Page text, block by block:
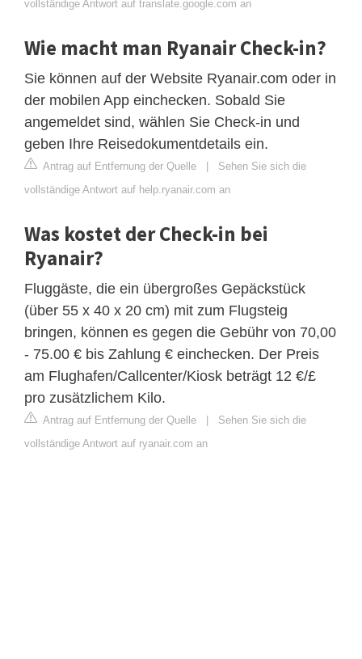
vollständige Antwort auf translate.google.com an
Wie macht man Ryanair Check-in?
Sie können auf der Website Ryanair.com oder in
der mobilen App einchecken. Sobald Sie
angemeldet sind, wählen Sie Check-in und
geben Ihre Reisedokumentdetails ein.
Antrag auf Entfernung der Quelle | Sehen Sie sich die
vollständige Antwort auf help.ryanair.com an
Was kostet der Check-in bei
Ryanair?
Fluggäste, die ein übergroßes Gepäckstück
(über 55 x 40 x 20 cm) mit zum Flugsteig
bringen, können es gegen die Gebühr von 70,00
- 75.00 € bis Zahlung € einchecken. Der Preis
am Flughafen/Callcenter/Kiosk beträgt 12 €/£
pro zusätzlichem Kilo.
Antrag auf Entfernung der Quelle | Sehen Sie sich die
vollständige Antwort auf ryanair.com an